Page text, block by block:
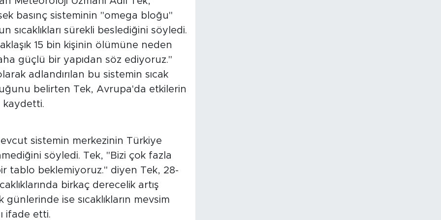
basınç sisteminin "omega bloğu"
sürekli beslediğini söyledi.
15 bin kişinin ölümüne neden
güçlü bir yapıdan söz ediyoruz."
adlandırılan bu sistemin sıcak
belirten Tek, Avrupa'da etkilerin
kaydetti.
sistemin merkezinin Türkiye
söyledi. Tek, "Bizi çok fazla
tablo beklemiyoruz." diyen Tek, 28-
birkaç derecelik artış
günlerinde ise sıcaklıkların mevsim
ifade etti.